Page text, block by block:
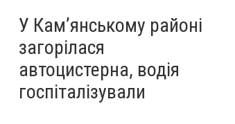
У Кам’янському районі
загорілася
автоцистерна, водія
госпіталізували